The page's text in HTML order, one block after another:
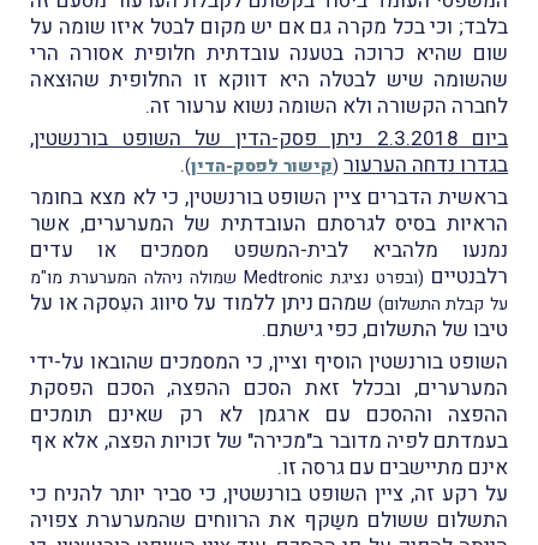
בלבד; וכי בכל מקרה גם אם יש מקום לבטל איזו שומה על
שום שהיא כרוכה בטענה עובדתית חלופית אסורה הרי
שהשומה שיש לבטלה היא דווקא זו החלופית שהוּצאה
לחברה הקשורה ולא השומה נשוא ערעור זה.
ביום 2.3.2018 ניתן פסק-הדין של השופט בורנשטין
,
בגדרו נדחה הערעור (קישור לפסק-הדין)
.
בראשית הדברים ציין השופט בורנשטין, כי לא מצא בחומר
הראיות בסיס לגרסתם העובדתית של המערערים, אשר
נמנעו מלהביא לבית-המשפט מסמכים או עדים
רלבנטיים
(ובפרט נציגת Medtronic שמולה ניהלה המערערת מו"מ
על קבלת התשלום) שמהם ניתן ללמוד על סיווג העִסקה או על
טיבו של התשלום, כפי גישתם.
השופט בורנשטין הוסיף וציין, כי המסמכים שהובאו על-ידי
המערערים, ובכלל זאת הסכם ההפצה, הסכם הפסקת
ההפצה וההסכם עם ארגמן לא רק שאינם תומכים
בעמדתם לפיה מדובר ב"מכירה" של זכויות הפצה, אלא אף
אינם מתיישבים עם גרסה זו.
על רקע זה, ציין השופט בורנשטין, כי סביר יותר להניח כי
התשלום ששולם משַקף את הרווחים שהמערערת צפויה